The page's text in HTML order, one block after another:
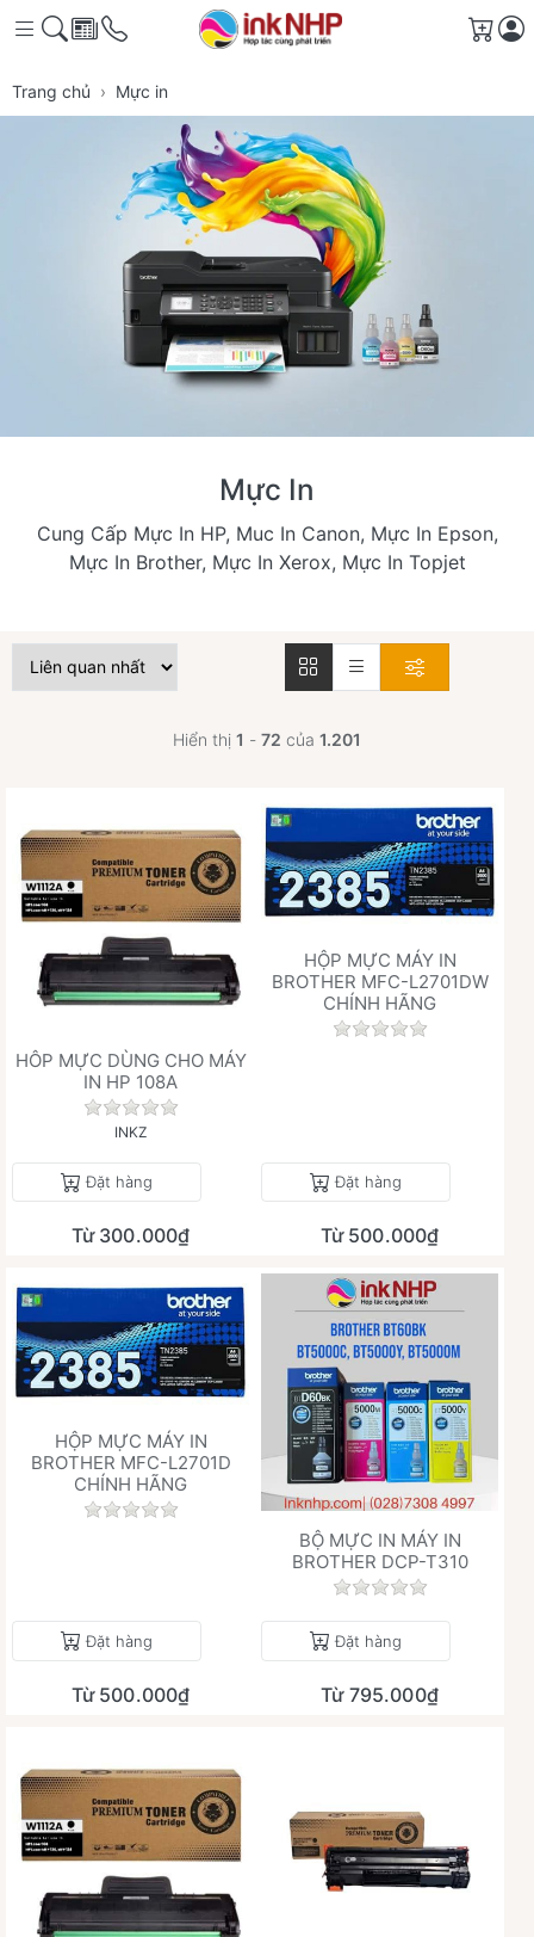
Giỏ
Trang chủ Mực in
Mực In
Cung Cấp Mực In HP, Muc In Canon, Mực In Epson,
Mực In Brother, Mực In Xerox, Mực In Topjet
Hiển thị 1 - 72 của 1.201
HÔP MỰC DÙNG CHO MÁY
IN HP 108A
Chưa có đánh giá nào cho sản phẩm này.
INKZ
Đặt hàng
Từ 300.000₫
HỘP MỰC MÁY IN
BROTHER MFC-L2701DW
CHÍNH HÃNG
Chưa có đánh giá
Đặt hàng
Từ 500.000₫
HỘP MỰC MÁY IN
BROTHER MFC-L2701D
CHÍNH HÃNG
Chưa có đánh giá nào cho sản phẩm này.
Đặt hàng
Từ 500.000₫
BỘ MỰC IN MÁY IN
BROTHER DCP-T310
Chưa có đánh giá
Đặt hàng
Từ 795.000₫